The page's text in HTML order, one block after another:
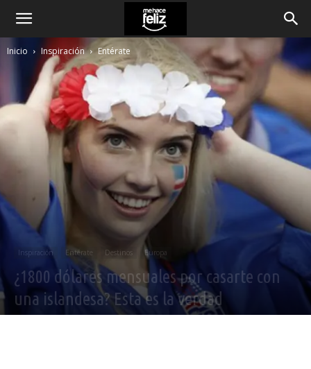
Inicio Inspiración Entérate
Inspiración Entérate Destinos Europa
¿1800 dólares mensuales por casarte con
una islandesa? Esta es la verdad